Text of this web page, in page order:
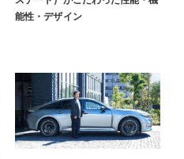
能性・デザイン